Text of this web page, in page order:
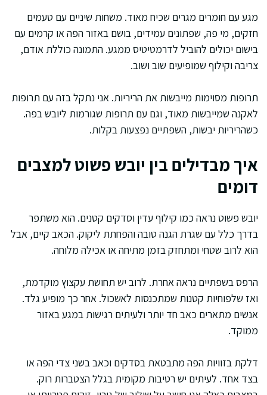
מגע עם חומרים מגרים שכיח מאוד. משחות שיניים עם טעמים
חזקים, מי פה, שפתונים עמידים, בושם באזור הפה או קרמים עם
בישום יכולים להוביל לדרמטיטיס ממגע. התמונה כוללת אודם,
צריבה וקילוף שמופיעים שוב ושוב.
תרופות מסוימות מייבשות את הריריות. אני נתקל בזה עם תרופות
לאקנה שמייבשות מאוד, וגם עם תרופות שגורמות ליובש בפה.
כשהריריות יבשות, השפתיים נפצעות בקלות.
איך מבדילים בין יובש פשוט למצבים
דומים
יובש פשוט נראה כמו קילוף עדין וסדקים קטנים. הוא משתפר
בדרך כלל עם שגרת הגנה טובה והפחתת ליקוק. הכאב קיים, אבל
הוא לרוב שטחי ומתחזק בזמן מתיחה או אכילה מלוחה.
הרפס בשפתיים נראה אחרת. לרוב יש תחושת עקצוץ מוקדמת,
ואז שלפוחיות קטנות שמתכנסות לאשכול. אחר כך מופיע גלד.
אנשים מתארים כאב חד יותר ולעיתים רגישות במגע באזור
ממוקד.
דלקת בזוויות הפה מתבטאת בסדקים וכאב בשני צדי הפה או
בצד אחד. לעיתים יש רטיבות מקומית בגלל הצטברות רוק.